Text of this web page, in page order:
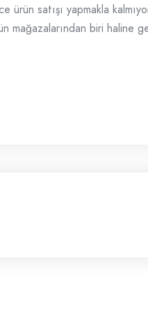
satışı yapmakla
mağazalarından biri haline